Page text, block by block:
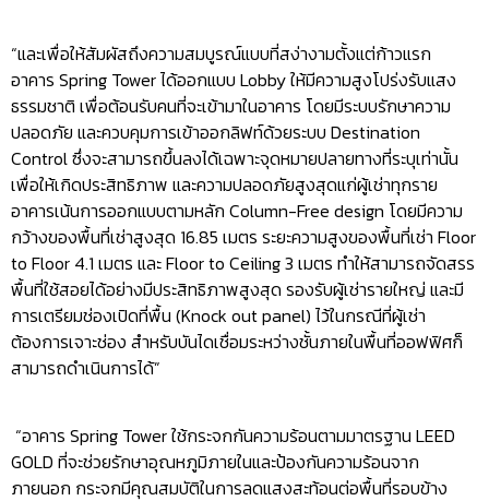
“และเพื่อให้สัมผัสถึงความสมบูรณ์แบบที่สง่างามตั้งแต่ก้าวแรก
อาคาร Spring Tower ได้ออกแบบ Lobby ให้มีความสูงโปร่งรับแสง
ธรรมชาติ เพื่อต้อนรับคนที่จะเข้ามาในอาคาร โดยมีระบบรักษาความ
ปลอดภัย และควบคุมการเข้าออกลิฟท์ด้วยระบบ Destination
Control ซึ่งจะสามารถขึ้นลงได้เฉพาะจุดหมายปลายทางที่ระบุเท่านั้น
เพื่อให้เกิดประสิทธิภาพ และความปลอดภัยสูงสุดแก่ผู้เช่าทุกราย
อาคารเน้นการออกแบบตามหลัก Column-Free design โดยมีความ
กว้างของพื้นที่เช่าสูงสุด 16.85 เมตร ระยะความสูงของพื้นที่เช่า Floor
to Floor 4.1 เมตร และ Floor to Ceiling 3 เมตร ทำให้สามารถจัดสรร
พื้นที่ใช้สอยได้อย่างมีประสิทธิภาพสูงสุด รองรับผู้เช่ารายใหญ่ และมี
การเตรียมช่องเปิดที่พื้น (Knock out panel) ไว้ในกรณีที่ผู้เช่า
ต้องการเจาะช่อง สำหรับบันไดเชื่อมระหว่างชั้นภายในพื้นที่ออฟฟิศก็
สามารถดำเนินการได้”
“อาคาร Spring Tower ใช้กระจกกันความร้อนตามมาตรฐาน LEED
GOLD ที่จะช่วยรักษาอุณหภูมิภายในและป้องกันความร้อนจาก
ภายนอก กระจกมีคุณสมบัติในการลดแสงสะท้อนต่อพื้นที่รอบข้าง